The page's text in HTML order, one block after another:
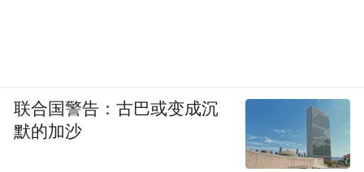
联合国警告：古巴或变成沉
默的加沙